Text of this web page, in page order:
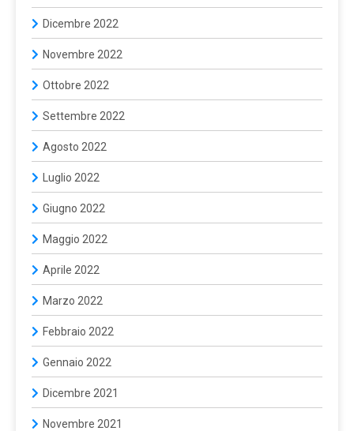
Dicembre 2022
Novembre 2022
Ottobre 2022
Settembre 2022
Agosto 2022
Luglio 2022
Giugno 2022
Maggio 2022
Aprile 2022
Marzo 2022
Febbraio 2022
Gennaio 2022
Dicembre 2021
Novembre 2021